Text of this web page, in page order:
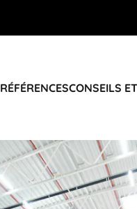
RÉFÉRENCESCONSEILS